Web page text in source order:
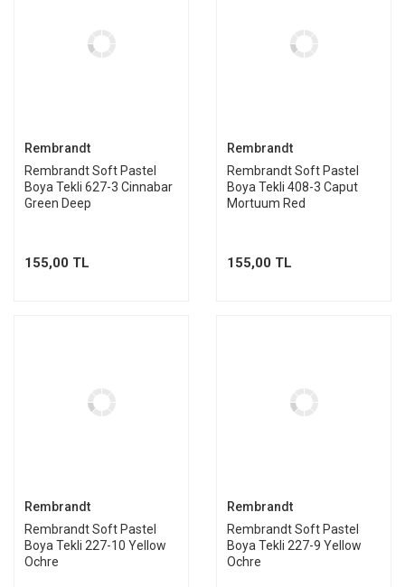
Rembrandt
Rembrandt Soft Pastel
Boya Tekli 627-3 Cinnabar
Green Deep
155,00 TL
Rembrandt
Rembrandt Soft Pastel
Boya Tekli 408-3 Caput
Mortuum Red
155,00 TL
Rembrandt
Rembrandt Soft Pastel
Boya Tekli 227-10 Yellow
Ochre
Rembrandt
Rembrandt Soft Pastel
Boya Tekli 227-9 Yellow
Ochre